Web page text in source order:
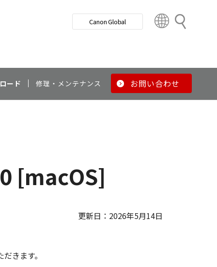
検
Canon Global
t
y
ード 修理・メンテナンス お問い合わせ
[macOS]
更新日：2026年5月14日
きます。